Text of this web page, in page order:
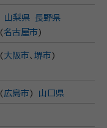
山梨県 長野県
( 名古屋市)
( 大阪市、 堺市)
( 広島市) 山口県